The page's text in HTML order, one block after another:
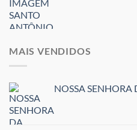
MAIS VENDIDOS
NOSSA